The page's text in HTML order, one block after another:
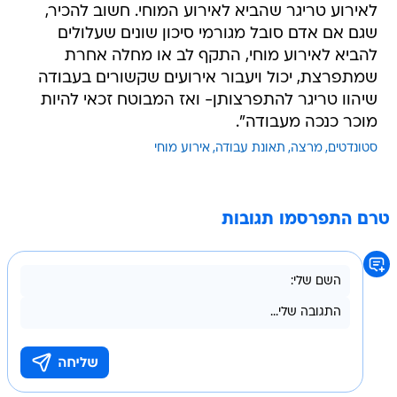
לאירוע טריגר שהביא לאירוע המוחי. חשוב להכיר,
שגם אם אדם סובל מגורמי סיכון שונים שעלולים
להביא לאירוע מוחי, התקף לב או מחלה אחרת
שמתפרצת, יכול ויעבור אירועים שקשורים בעבודה
שיהוו טריגר להתפרצותן- ואז המבוטח זכאי להיות
מוכר כנכה מעבודה".
סטונדטים מרצה תאונת עבודה אירוע מוחי
טרם התפרסמו תגובות